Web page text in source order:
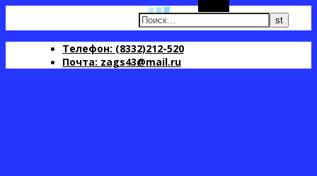
Телефон: (8332)212-520
Почта: zags43@mail.ru